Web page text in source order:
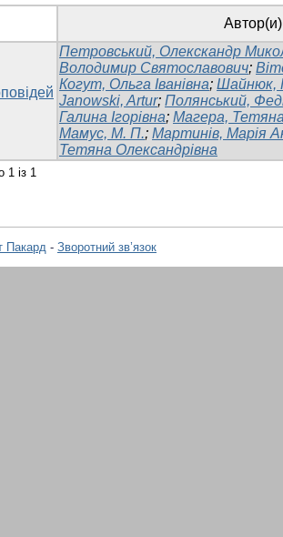
Автор(и)
Петровський, Олекскандр
Володимир Святославович;
Когут, Ольга Іванівна; Шайнюк,
Janowski, Artur; Полянський,
Галина Ігорівна; Магера,
Мамус, М. П.; Мартинів, Марія
Тетяна Олександрівна
1 із 1
Пакард - Зворотний зв’язок